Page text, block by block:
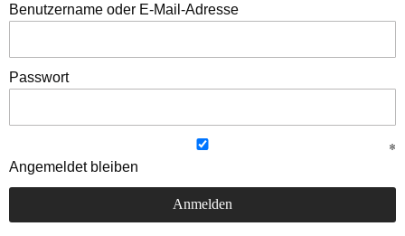
Benutzername oder E-Mail-Adresse
Passwort
Angemeldet bleiben